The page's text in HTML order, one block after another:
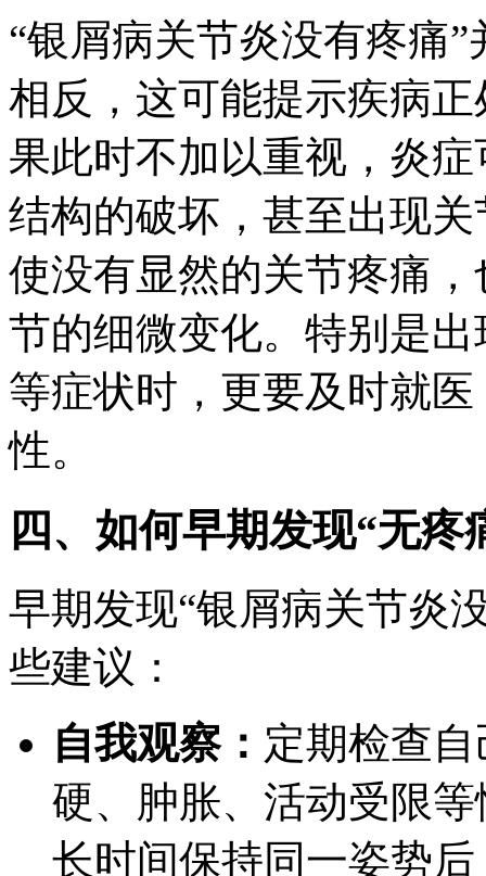
“银屑病关节炎没有疼痛
相反，这可能提示疾病
果此时不加以重视，炎
结构的破坏，甚至出现
使没有显然的关节疼痛
节的细微变化。特别是
等症状时，更要及时就
性。
四、如何早期发现“无
早期发现“银屑病关节炎
些建议：
自我观察： 定期检查
硬、肿胀、活动受限
长时间保持同一姿势